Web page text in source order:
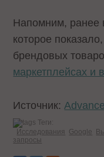
Напомним, ранее
которое
брендовых
маркетплейсах и
Источник:
Теги:
Исследования
Google
запросы